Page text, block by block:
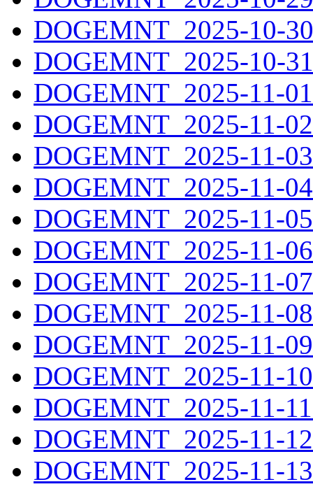
DOGEMNT_2025-10-
DOGEMNT_2025-10-
DOGEMNT_2025-11-
DOGEMNT_2025-11-
DOGEMNT_2025-11-
DOGEMNT_2025-11-
DOGEMNT_2025-11-
DOGEMNT_2025-11-
DOGEMNT_2025-11-
DOGEMNT_2025-11-
DOGEMNT_2025-11-
DOGEMNT_2025-11-
DOGEMNT_2025-11-
DOGEMNT_2025-11-
DOGEMNT_2025-11-